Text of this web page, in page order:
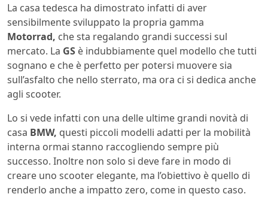
La casa tedesca ha dimostrato infatti di aver
sensibilmente sviluppato la propria gamma
Motorrad, che sta regalando grandi successi sul
mercato. La GS è indubbiamente quel modello che tutti
sognano e che è perfetto per potersi muovere sia
sull’asfalto che nello sterrato, ma ora ci si dedica anche
agli scooter.
Lo si vede infatti con una delle ultime grandi novità di
casa BMW, questi piccoli modelli adatti per la mobilità
interna ormai stanno raccogliendo sempre più
successo. Inoltre non solo si deve fare in modo di
creare uno scooter elegante, ma l’obiettivo è quello di
renderlo anche a impatto zero, come in questo caso.